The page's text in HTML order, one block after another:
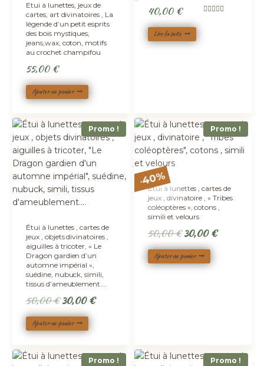
Etui à lunettes, jeux de
cartes, art divinatoires , La
légende d’un petit esprits
des bois mystiques,
jeans,wax, coton, motifs
au crochet champifou
55,00 €
Ajouter au panier
40,00 €
Lire la suite
Promo !
Étui à lunettes , cartes de
jeux , objets divinatoires ,
aiguilles à tricoter, « Le
Dragon gardien d’un
automne impérial »,
suédine, nubuck, simili,
tissus d’ameublement….
50,00€ Le
prix
initial
50,00 €.
30,00€Le
30,00 €.
Ajouter au panier
Promo !
-40%
Étui à lunettes , cartes de
jeux , divinatoire , « Tribes
coléoptères », cotons ,
simili et velours
50,00€ Le
prix
initial
30,00€Le
Ajouter au panier
Promo ! Promo !